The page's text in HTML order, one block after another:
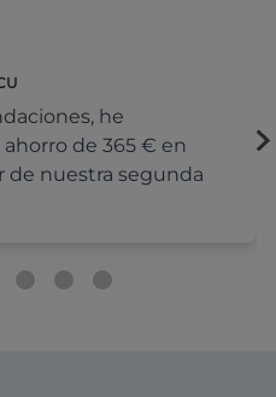
he
de 365 € en
de nuestra segunda